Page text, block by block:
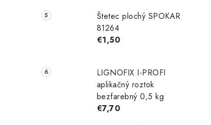
Štetec plochý SPOKAR
81264
€1,50
LIGNOFIX I-PROFI
aplikačný roztok
bezfarebný 0,5 kg
€7,70